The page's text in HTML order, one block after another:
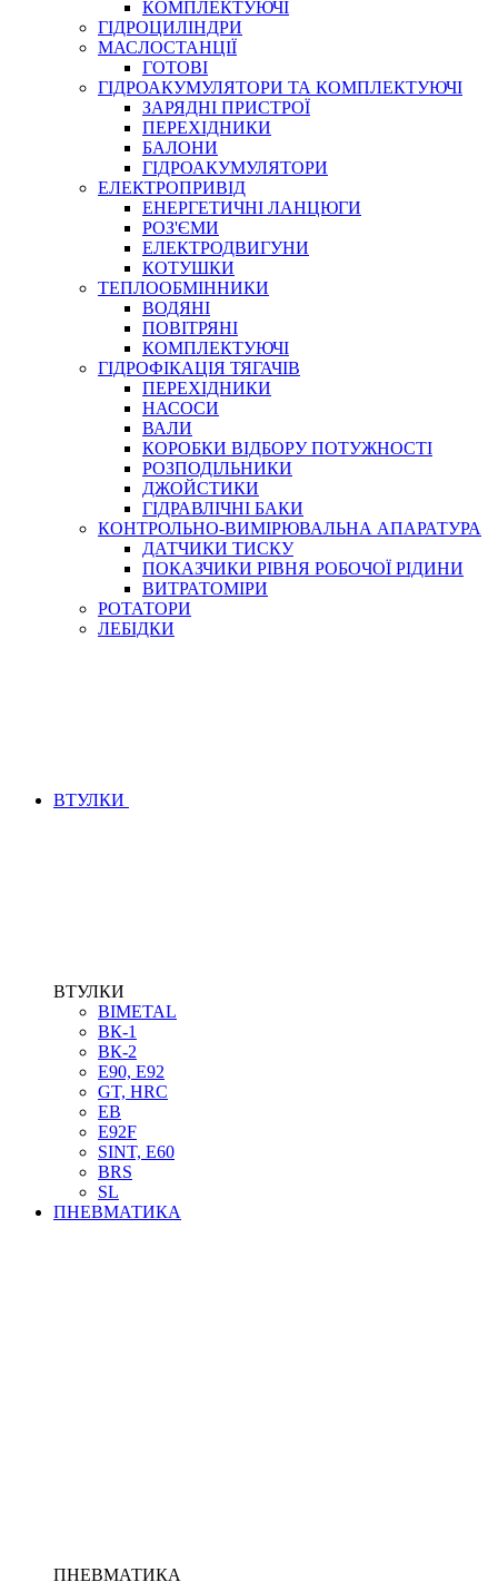
СПЕЦІАЛЬНІ
ГЕРМЕТИКИ
КЛЕЇ, ЦЕМЕНТИ, ЕПОКСИДКИ
РЕМОНТ ГІДРОЦИЛІНДРІВ
БОРЕКС, ЕО
КОМПЛЕКТУЮЧІ
ГІДРОЦИЛІНДРИ
МАСЛОСТАНЦІЇ
ГОТОВІ
ГІДРОАКУМУЛЯТОРИ ТА КОМПЛЕКТУЮЧІ
ЗАРЯДНІ ПРИСТРОЇ
ПЕРЕХІДНИКИ
БАЛОНИ
ГІДРОАКУМУЛЯТОРИ
ЕЛЕКТРОПРИВІД
ЕНЕРГЕТИЧНІ ЛАНЦЮГИ
РОЗ'ЄМИ
ЕЛЕКТРОДВИГУНИ
КОТУШКИ
ТЕПЛООБМІННИКИ
ВОДЯНІ
ПОВІТРЯНІ
КОМПЛЕКТУЮЧІ
ГІДРОФІКАЦІЯ ТЯГАЧІВ
ПЕРЕХІДНИКИ
НАСОСИ
ВАЛИ
КОРОБКИ ВІДБОРУ ПОТУЖНОСТІ
РОЗПОДІЛЬНИКИ
ДЖОЙСТИКИ
ГІДРАВЛІЧНІ БАКИ
КОНТРОЛЬНО-ВИМІРЮВАЛЬНА АПАРАТУРА
ДАТЧИКИ ТИСКУ
ПОКАЗЧИКИ РІВНЯ РОБОЧОЇ РІДИНИ
ВИТРАТОМІРИ
РОТАТОРИ
ЛЕБІДКИ
ВТУЛКИ
ВТУЛКИ
BIMETAL
ВК-1
ВК-2
Е90, E92
GT, HRC
EB
Е92F
SINT, E60
BRS
SL
ПНЕВМАТИКА
ПНЕВМАТИКА